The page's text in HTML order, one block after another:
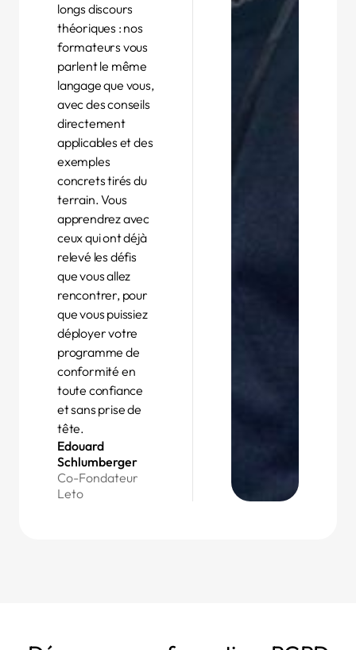
longs discours
théoriques : nos
formateurs vous
parlent le même
langage que vous,
avec des conseils
directement
applicables et des
exemples
concrets tirés du
terrain. Vous
apprendrez avec
ceux qui ont déjà
relevé les défis
que vous allez
rencontrer, pour
que vous puissiez
déployer votre
programme de
conformité en
toute confiance
et sans prise de
tête.
Edouard
Schlumberger
Co-Fondateur
Leto